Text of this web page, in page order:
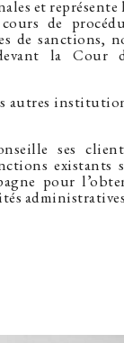
et représente
de
de sanctions,
la Cour
autres
ses
existants
pour